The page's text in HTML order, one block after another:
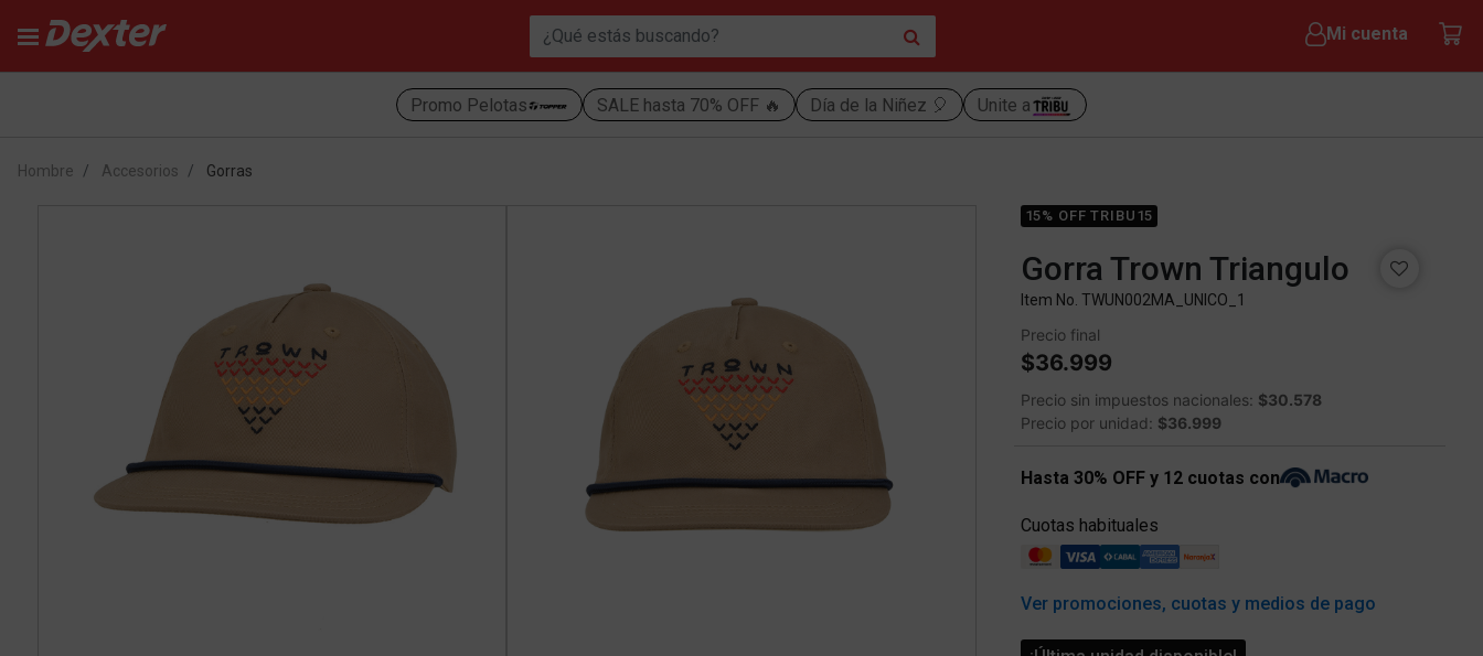
Mi cuenta
Promo Pelotas SALE hasta 70% OFF 🔥 Día de la Niñez 🎈 Unite a
Hombre Accesorios Gorras
15% OFF TRIBU15
Gorra Trown Triangulo
Item No. TWUN002MA_UNICO_1
Precio final
$36.999
Precio sin impuestos nacionales: $30.578
Precio por unidad: $36.999
Hasta 30% OFF y 12 cuotas con
Cuotas habituales
Ver promociones, cuotas y medios de pago